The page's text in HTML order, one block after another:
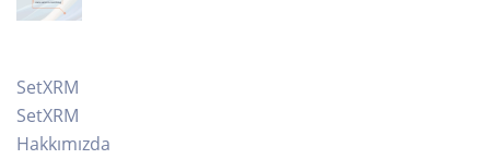
SetXRM
SetXRM
Hakkımızda